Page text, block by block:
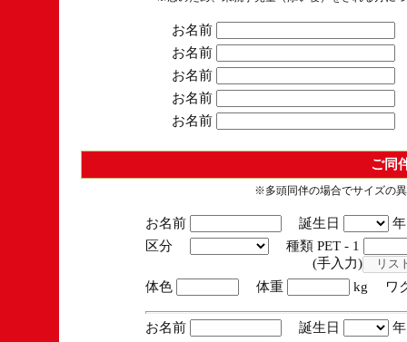
お名前
お名前
お名前
お名前
お名前
ご同
※多頭同伴の場合でサイズの
お名前 誕生日
区分
種類 PET - 1
(手入力)
体色
体重 kg ワ
お名前 誕生日